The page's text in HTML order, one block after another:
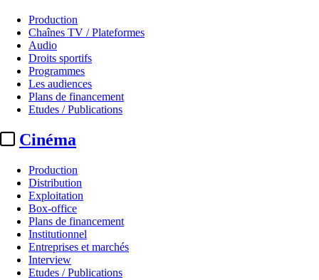
Production
Chaînes TV / Plateformes
Audio
Droits sportifs
Programmes
Les audiences
Plans de financement
Etudes / Publications
Cinéma
Production
Distribution
Exploitation
Box-office
Plans de financement
Institutionnel
Entreprises et marchés
Interview
Etudes / Publications